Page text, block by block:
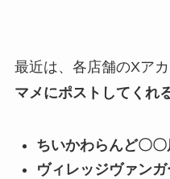
最近は、各店舗のXア
マメにポストしてくれ
ちいかわらんど〇〇
ヴィレッジヴァン